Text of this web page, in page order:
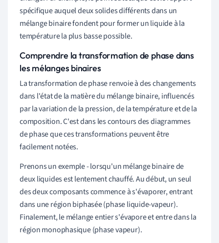
spécifique auquel deux solides différents dans un
mélange binaire fondent pour former un liquide à la
température la plus basse possible.
Comprendre la transformation de phase dans
les mélanges binaires
La transformation de phase renvoie à des changements
dans l'état de la matière du mélange binaire, influencés
par la variation de la pression, de la température et de la
composition. C'est dans les contours des diagrammes
de phase que ces transformations peuvent être
facilement notées.
Prenons un exemple - lorsqu'un mélange binaire de
deux liquides est lentement chauffé. Au début, un seul
des deux composants commence à s'évaporer, entrant
dans une région biphasée (phase liquide-vapeur).
Finalement, le mélange entier s'évapore et entre dans la
région monophasique (phase vapeur).